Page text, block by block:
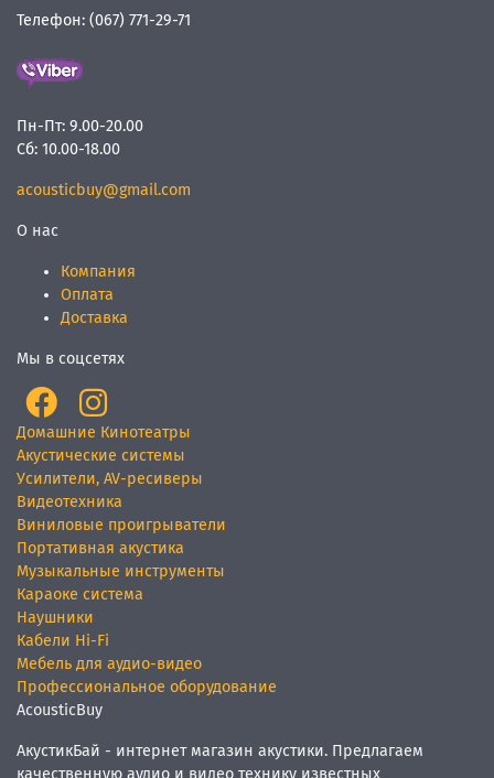
Телефон: (067) 771-29-71
Пн-Пт: 9.00-20.00
Сб: 10.00-18.00
acousticbuy@gmail.com
О нас
Компания
Оплата
Доставка
Мы в соцсетях
Домашние Кинотеатры
Акустические системы
Усилители, AV-ресиверы
Видеотехника
Виниловые проигрыватели
Портативная акустика
Музыкальные инструменты
Караоке система
Наушники
Кабели Hi-Fi
Мебель для аудио-видео
Профессиональное оборудование
AcousticBuy
АкустикБай - интернет магазин акустики. Предлагаем
качественную аудио и видео технику известных